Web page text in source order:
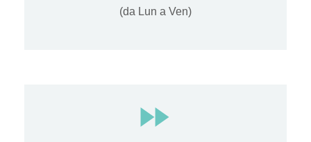
(da Lun a Ven)